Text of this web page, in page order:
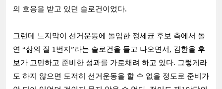
의 호응을 받고 있던 슬로건이었다.
그런데 느지막이 선거운동에 돌입한 정세균 후보 측에서 돌
연 “삶의 질 1 번지 ”라는 슬로건을 들고 나오면서 , 김한울 후
보가 고민하고 준비한 성과를 가로채려 하고 있다. 그렇게라
도 하지 않으면 도저히 선거운동을 할 수 없을 정도로 준비가